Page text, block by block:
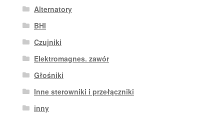
Alternatory
BHI
Czujniki
Elektromagnes. zawór
Głośniki
Inne sterowniki i przełączniki
inny